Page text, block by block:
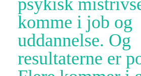
komme i job og
uddannelse. Og
resultaterne er